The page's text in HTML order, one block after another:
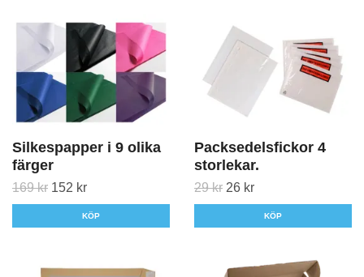
Silkespapper i 9 olika
färger
169 kr 152 kr
KÖP
Packsedelsfickor 4
storlekar.
29 kr 26 kr
KÖP